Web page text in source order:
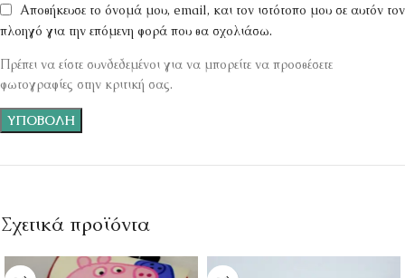
Αποθήκευσε το όνομά μου, email, και τον ιστότοπο μου σε αυτόν τον
πλοηγό για την επόμενη φορά που θα σχολιάσω.
Πρέπει να είστε συνδεδεμένοι για να μπορείτε να προσθέσετε
φωτογραφίες στην κριτική σας.
Σχετικά προϊόντα